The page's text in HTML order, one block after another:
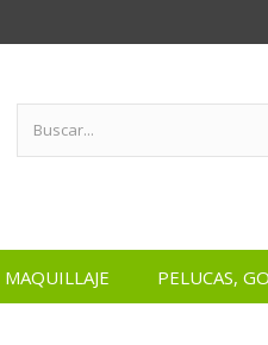
MAQUILLAJE PELUCAS,